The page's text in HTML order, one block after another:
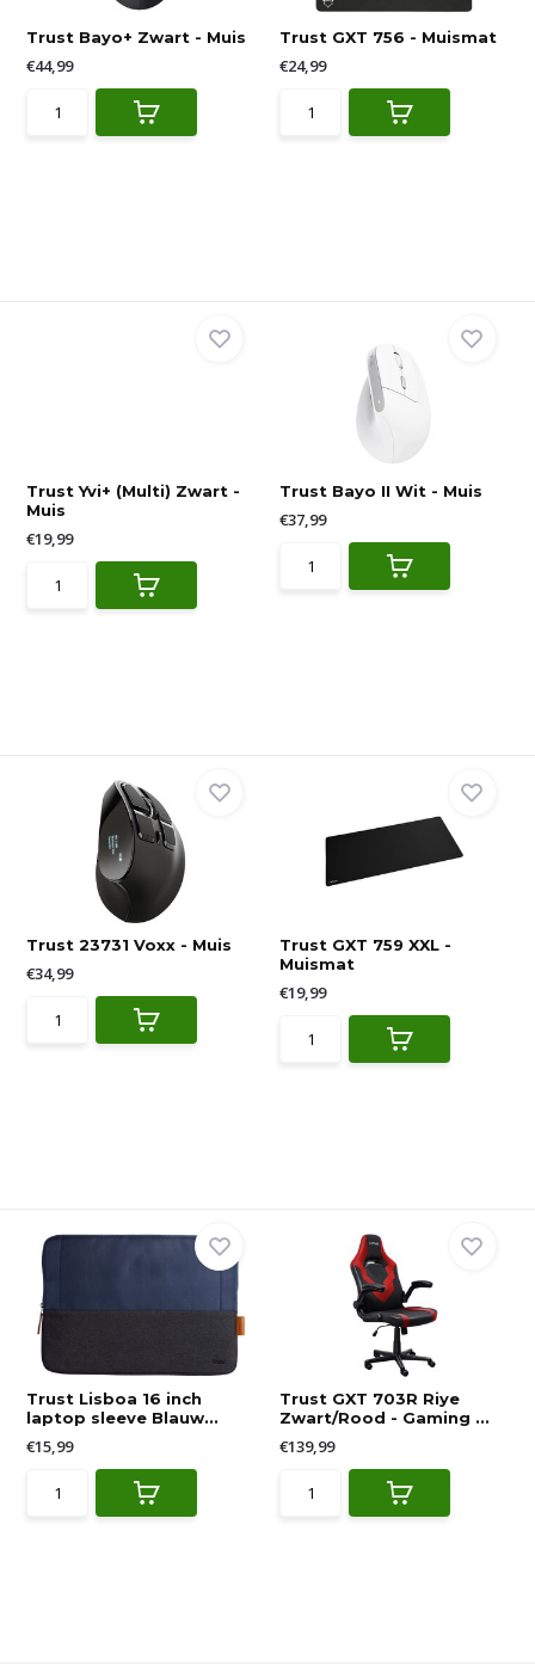
Trust Bayo+ Zwart - Muis
€44,99
Trust GXT 756 - Muismat
€24,99
Trust Yvi+ (Multi) Zwart -
Muis
€19,99
Trust Bayo II Wit - Muis
€37,99
Trust 23731 Voxx - Muis
€34,99
Trust GXT 759 XXL -
Muismat
€19,99
Trust Lisboa 16 inch
laptop sleeve Blauw...
€15,99
Trust GXT 703R Riye
Zwart/Rood - Gaming ...
€139,99